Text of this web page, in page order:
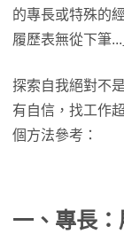
的專長或特殊的
履歷表無從下筆...
探索自我絕對不
有自信，找工作
個方法參考：
一、專長